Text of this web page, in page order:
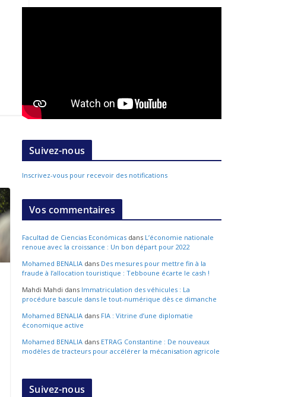
Suivez-nous
Inscrivez-vous pour recevoir des notifications
Vos commentaires
Facultad de Ciencias Económicas dans L’économie nationale
renoue avec la croissance : Un bon départ pour 2022
Mohamed BENALIA dans Des mesures pour mettre fin à la
fraude à l’allocation touristique : Tebboune écarte le cash !
Mahdi Mahdi dans Immatriculation des véhicules : La
procédure bascule dans le tout-numérique dès ce dimanche
Mohamed BENALIA dans FIA : Vitrine d’une diplomatie
économique active
Mohamed BENALIA dans ETRAG Constantine : De nouveaux
modèles de tracteurs pour accélérer la mécanisation agricole
Suivez-nous